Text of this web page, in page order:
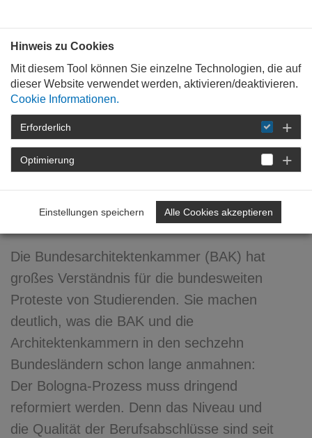
STARTSEITE DETAIL
Mindestausbildungszeit: 10
Semester gefordert
Die Bundesarchitektenkammer (BAK) hat
großes Verständnis für die bundesweiten
Proteste von Studierenden. Sie machen
deutlich, was die BAK und die
Architektenkammern in den sechzehn
Bundesländern schon lange anmahnen:
Der Bologna-Prozess muss dringend
reformiert werden. Denn das Niveau und
die Qualität der Berufsabschlüsse sind seit
Hinweis zu Cookies
Mit diesem Tool können Sie einzelne Technologien, die auf
dieser Website verwendet werden, aktivieren/deaktivieren.
Cookie Informationen.
Erforderlich
Optimierung
Einstellungen speichern Alle Cookies akzeptieren